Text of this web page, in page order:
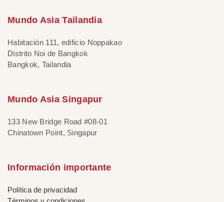
Mundo Asia Tailandia
Habitación 111, edificio Noppakao
Distrito Noi de Bangkok
Bangkok, Tailandia
Mundo Asia Singapur
133 New Bridge Road #08-01
Chinatown Point, Singapur
Información importante
Política de privacidad